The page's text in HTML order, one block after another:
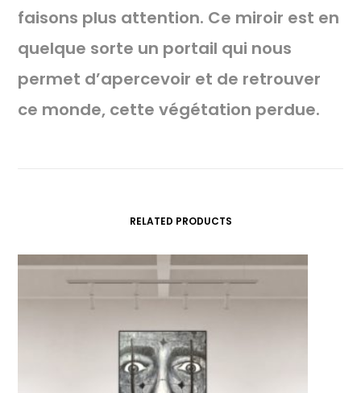
faisons plus attention. Ce miroir est en
quelque sorte un portail qui nous
permet d’apercevoir et de retrouver
ce monde, cette végétation perdue.
RELATED PRODUCTS